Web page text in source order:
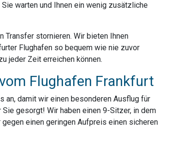
warten und Ihnen ein wenig zusätzliche
Transfer stornieren. Wir bieten Ihnen
Flughafen so bequem wie nie zuvor
jeder Zeit erreichen können.
Flughafen Frankfurt
an, damit wir einen besonderen Ausflug für
gesorgt! Wir haben einen 9-Sitzer, in dem
einen geringen Aufpreis einen sicheren